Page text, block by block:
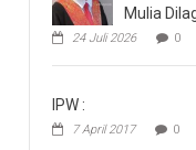
Mulia
24 Juli 2026 0
IPW :
7 April 2017 0